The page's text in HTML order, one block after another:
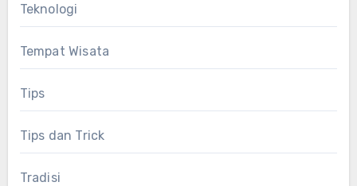
Teknologi
Tempat Wisata
Tips
Tips dan Trick
Tradisi